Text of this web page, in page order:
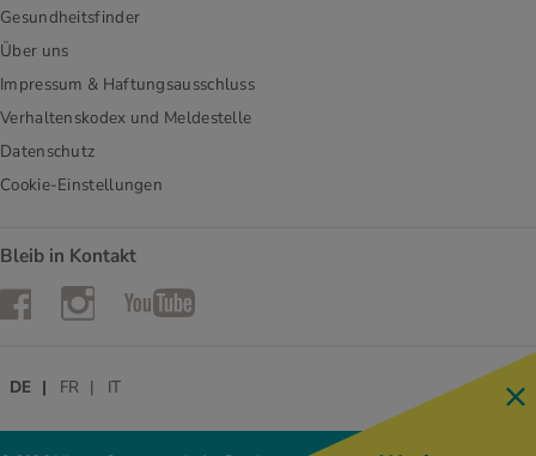
Gesundheitsfinder
Über uns
Impressum & Haftungsausschluss
Verhaltenskodex und Meldestelle
Datenschutz
Cookie-Einstellungen
Bleib in Kontakt
FacebookInstagramYouTube
DE FR IT